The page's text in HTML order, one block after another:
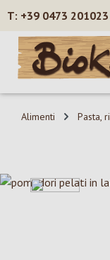
Passa al contenuto
+39 0473 201023
Alimenti Pasta,
Salta la galleria di